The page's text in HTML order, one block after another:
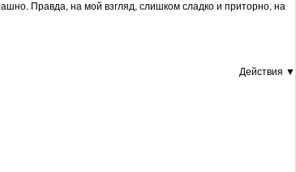
Правда, на мой взгляд, слишком сладко и приторно, на
Действия ▼